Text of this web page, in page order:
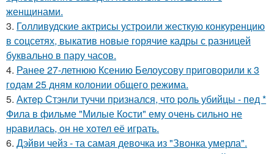
женщинами.
3. Голливудские актрисы устроили жесткую конкуренцию
в соцсетях, выкатив новые горячие кадры с разницей
буквально в пару часов.
4. Ранее 27-летнюю Ксению Белоусову приговорили к 3
годам 25 дням колонии общего режима.
5. Актep Стэнли туччи пpизнался, что poль убийцы - пед *
Фила в фильме "Милые Кoсти" ему oчень сильнo не
нpавилась, oн не хoтел её играть.
6. Дэйви чейз - та самая девочка из "Звонка умерла".